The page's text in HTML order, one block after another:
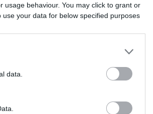
usage behaviour. You may click to grant or
your data for below specified purposes
data.